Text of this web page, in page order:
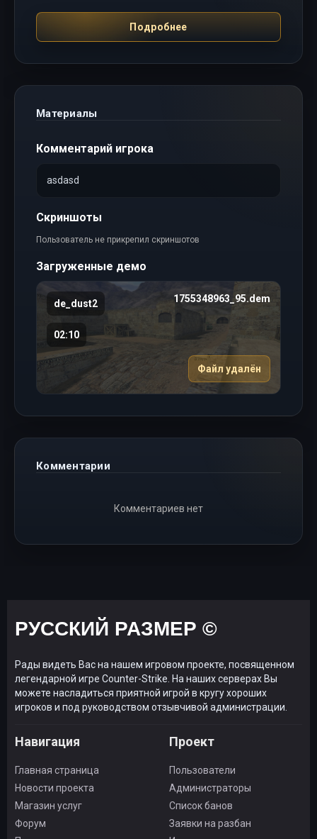
Подробнее
Материалы
Комментарий игрока
asdasd
Скриншоты
Пользователь не прикрепил скриншотов
Загруженные демо
1755348963_95.dem
de_dust2
02:10
Файл удалён
Комментарии
Комментариев нет
РУССКИЙ РАЗМЕР ©
Рады видеть Вас на нашем игровом проекте, посвященном
легендарной игре Counter-Strike. На наших серверах Вы
можете насладиться приятной игрой в кругу хороших
игроков и под руководством отзывчивой администрации.
Навигация
Главная страница
Новости проекта
Магазин услуг
Форум
Проект
Пользователи
Администраторы
Список банов
Заявки на разбан